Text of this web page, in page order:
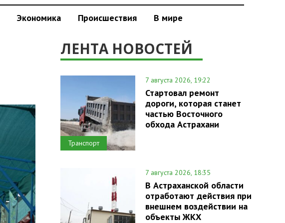
Экономика Происшествия В мире
ЛЕНТА НОВОСТЕЙ
Транспорт
7 августа 2026, 19:22
Стартовал ремонт
дороги, которая станет
частью Восточного
обхода Астрахани
7 августа 2026, 18:35
В Астраханской области
отработают действия при
внешнем воздействии на
объекты ЖКХ